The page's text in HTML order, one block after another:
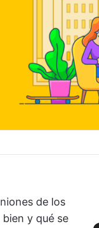
de los
y qué se